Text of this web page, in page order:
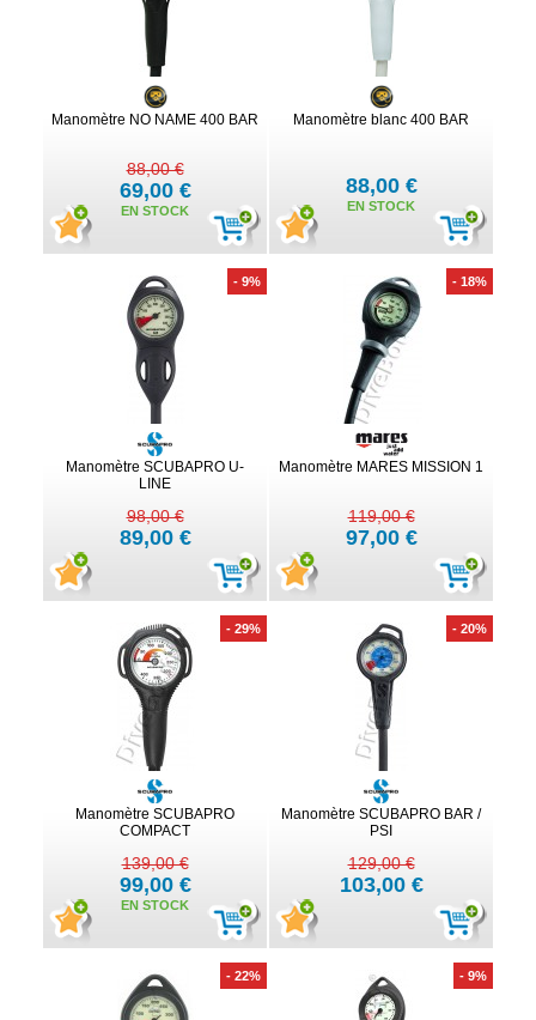
Manomètre NO NAME 400 BAR
88,00 €
69,00 €
EN STOCK
Manomètre blanc 400 BAR
88,00 €
EN STOCK
- 9%
Manomètre SCUBAPRO U-
LINE
98,00 €
89,00 €
- 18%
Manomètre MARES MISSION 1
119,00 €
97,00 €
- 29%
Manomètre SCUBAPRO
COMPACT
139,00 €
99,00 €
EN STOCK
- 20%
Manomètre SCUBAPRO BAR /
PSI
129,00 €
103,00 €
- 22% - 9%